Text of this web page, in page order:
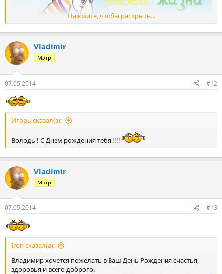
ПыСы: У моего папы сегодня тоже ДР)
Нажмите, чтобы раскрыть...
Vladimir
Мэтр
07.05.2014 #12
Игорь сказал(а):
Володь ! С Днем рождения тебя !!!!
Vladimir
Мэтр
07.05.2014 #13
Iron сказал(а):
Владимир хочется пожелать в Ваш День Рождения счастья,
здоровья и всего доброго.